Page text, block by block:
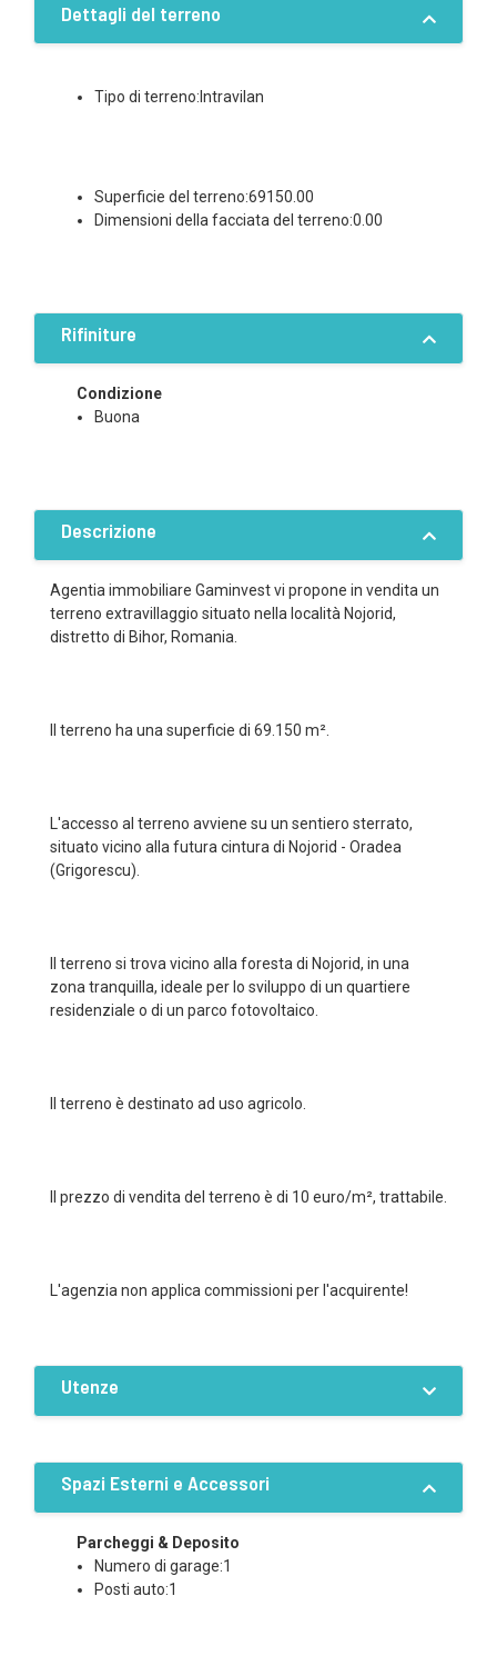
Dettagli del terreno
Tipo di terreno:Intravilan
Superficie del terreno:69150.00
Dimensioni della facciata del terreno:0.00
Rifiniture
Condizione
Buona
Descrizione
Agentia immobiliare Gaminvest vi propone in vendita un
terreno extravillaggio situato nella località Nojorid,
distretto di Bihor, Romania.
Il terreno ha una superficie di 69.150 m².
L'accesso al terreno avviene su un sentiero sterrato,
situato vicino alla futura cintura di Nojorid - Oradea
(Grigorescu).
Il terreno si trova vicino alla foresta di Nojorid, in una
zona tranquilla, ideale per lo sviluppo di un quartiere
residenziale o di un parco fotovoltaico.
Il terreno è destinato ad uso agricolo.
Il prezzo di vendita del terreno è di 10 euro/m², trattabile.
L'agenzia non applica commissioni per l'acquirente!
Utenze
Servizi locali
Spazi Esterni e Accessori
Parcheggi & Deposito
Numero di garage:1
Posti auto:1